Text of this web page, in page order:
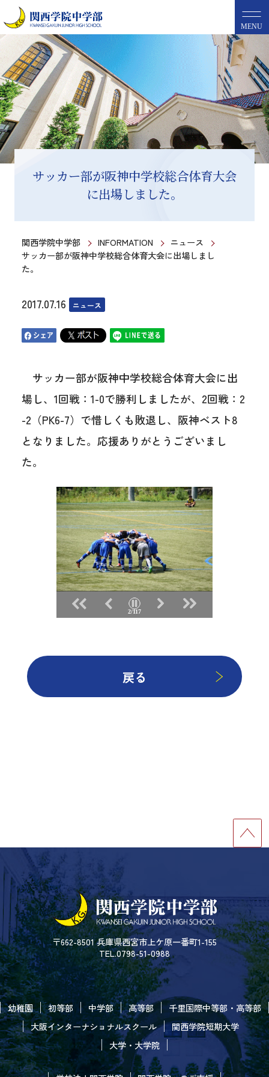
MENU
サッカー部が阪神中学校総合体育大会
に出場しました。
関西学院中学部 INFORMATION
ニュース
サッカー部が阪神中学校総合体育大会に出場しまし
た。
2017.07.16 ニュース
サッカー部が阪神中学校総合体育大会に出
場し、1回戦：1-0で勝利しましたが、2回戦：2
-2（PK6-7）で惜しくも敗退し、阪神ベスト8
となりました。応援ありがとうございまし
た。
2/117
戻る
〒662-8501 兵庫県西宮市上ケ原一番町1-155
TEL.0798-51-0988
幼稚園 初等部 中学部 高等部
千里国際中等部・高等部
大阪インターナショナルスクール
関西学院短期大学
大学・大学院